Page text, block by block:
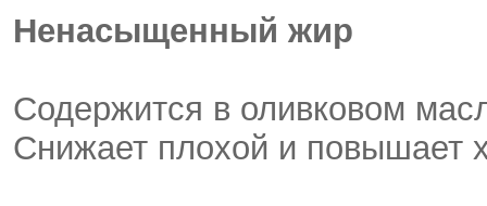
Ненасыщенный жир
Содержится в оливковом
Снижает плохой и повышает